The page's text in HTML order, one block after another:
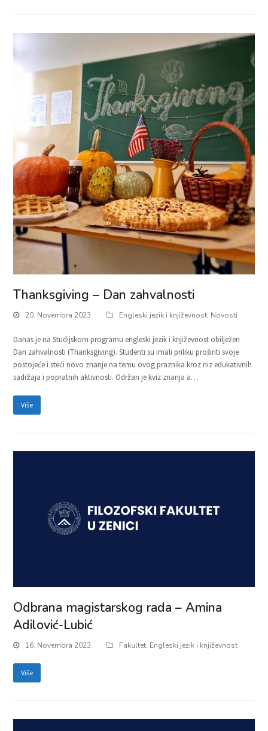
Thanksgiving – Dan zahvalnosti
20. Novembra 2023. Engleski jezik i književnost, Novosti
Danas je na Studijskom programu engleski jezik i književnost obilježen
Dan zahvalnosti (Thanksgiving). Studenti su imali priliku proširiti svoje
postojeće i steći novo znanje na temu ovog praznika kroz niz edukativnih
sadržaja i popratnih aktivnosti. Održan je kviz znanja a…
Više
Odbrana magistarskog rada – Amina
Adilović-Lubić
16. Novembra 2023. Fakultet, Engleski jezik i književnost
Više